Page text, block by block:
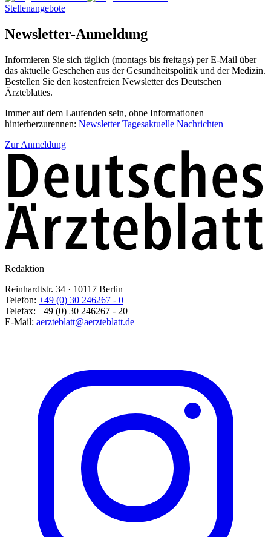
Stellenangebote
Newsletter-Anmeldung
Informieren Sie sich täglich (montags bis freitags) per E-Mail über
das aktuelle Geschehen aus der Gesundheitspolitik und der Medizin.
Bestellen Sie den kostenfreien Newsletter des Deutschen
Ärzteblattes.
Immer auf dem Laufenden sein, ohne Informationen
hinterherzurennen: Newsletter Tagesaktuelle Nachrichten
Zur Anmeldung
Redaktion
Reinhardtstr. 34 · 10117 Berlin
Telefon: +49 (0) 30 246267 - 0
Telefax: +49 (0) 30 246267 - 20
E-Mail: aerzteblatt@aerzteblatt.de